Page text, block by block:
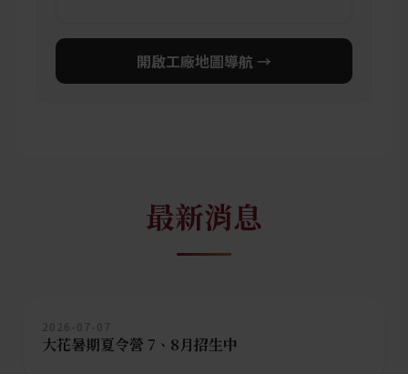
開啟工廠地圖導航 →
最新消息
2026-07-07
大花暑期夏令營 7、8月招生中